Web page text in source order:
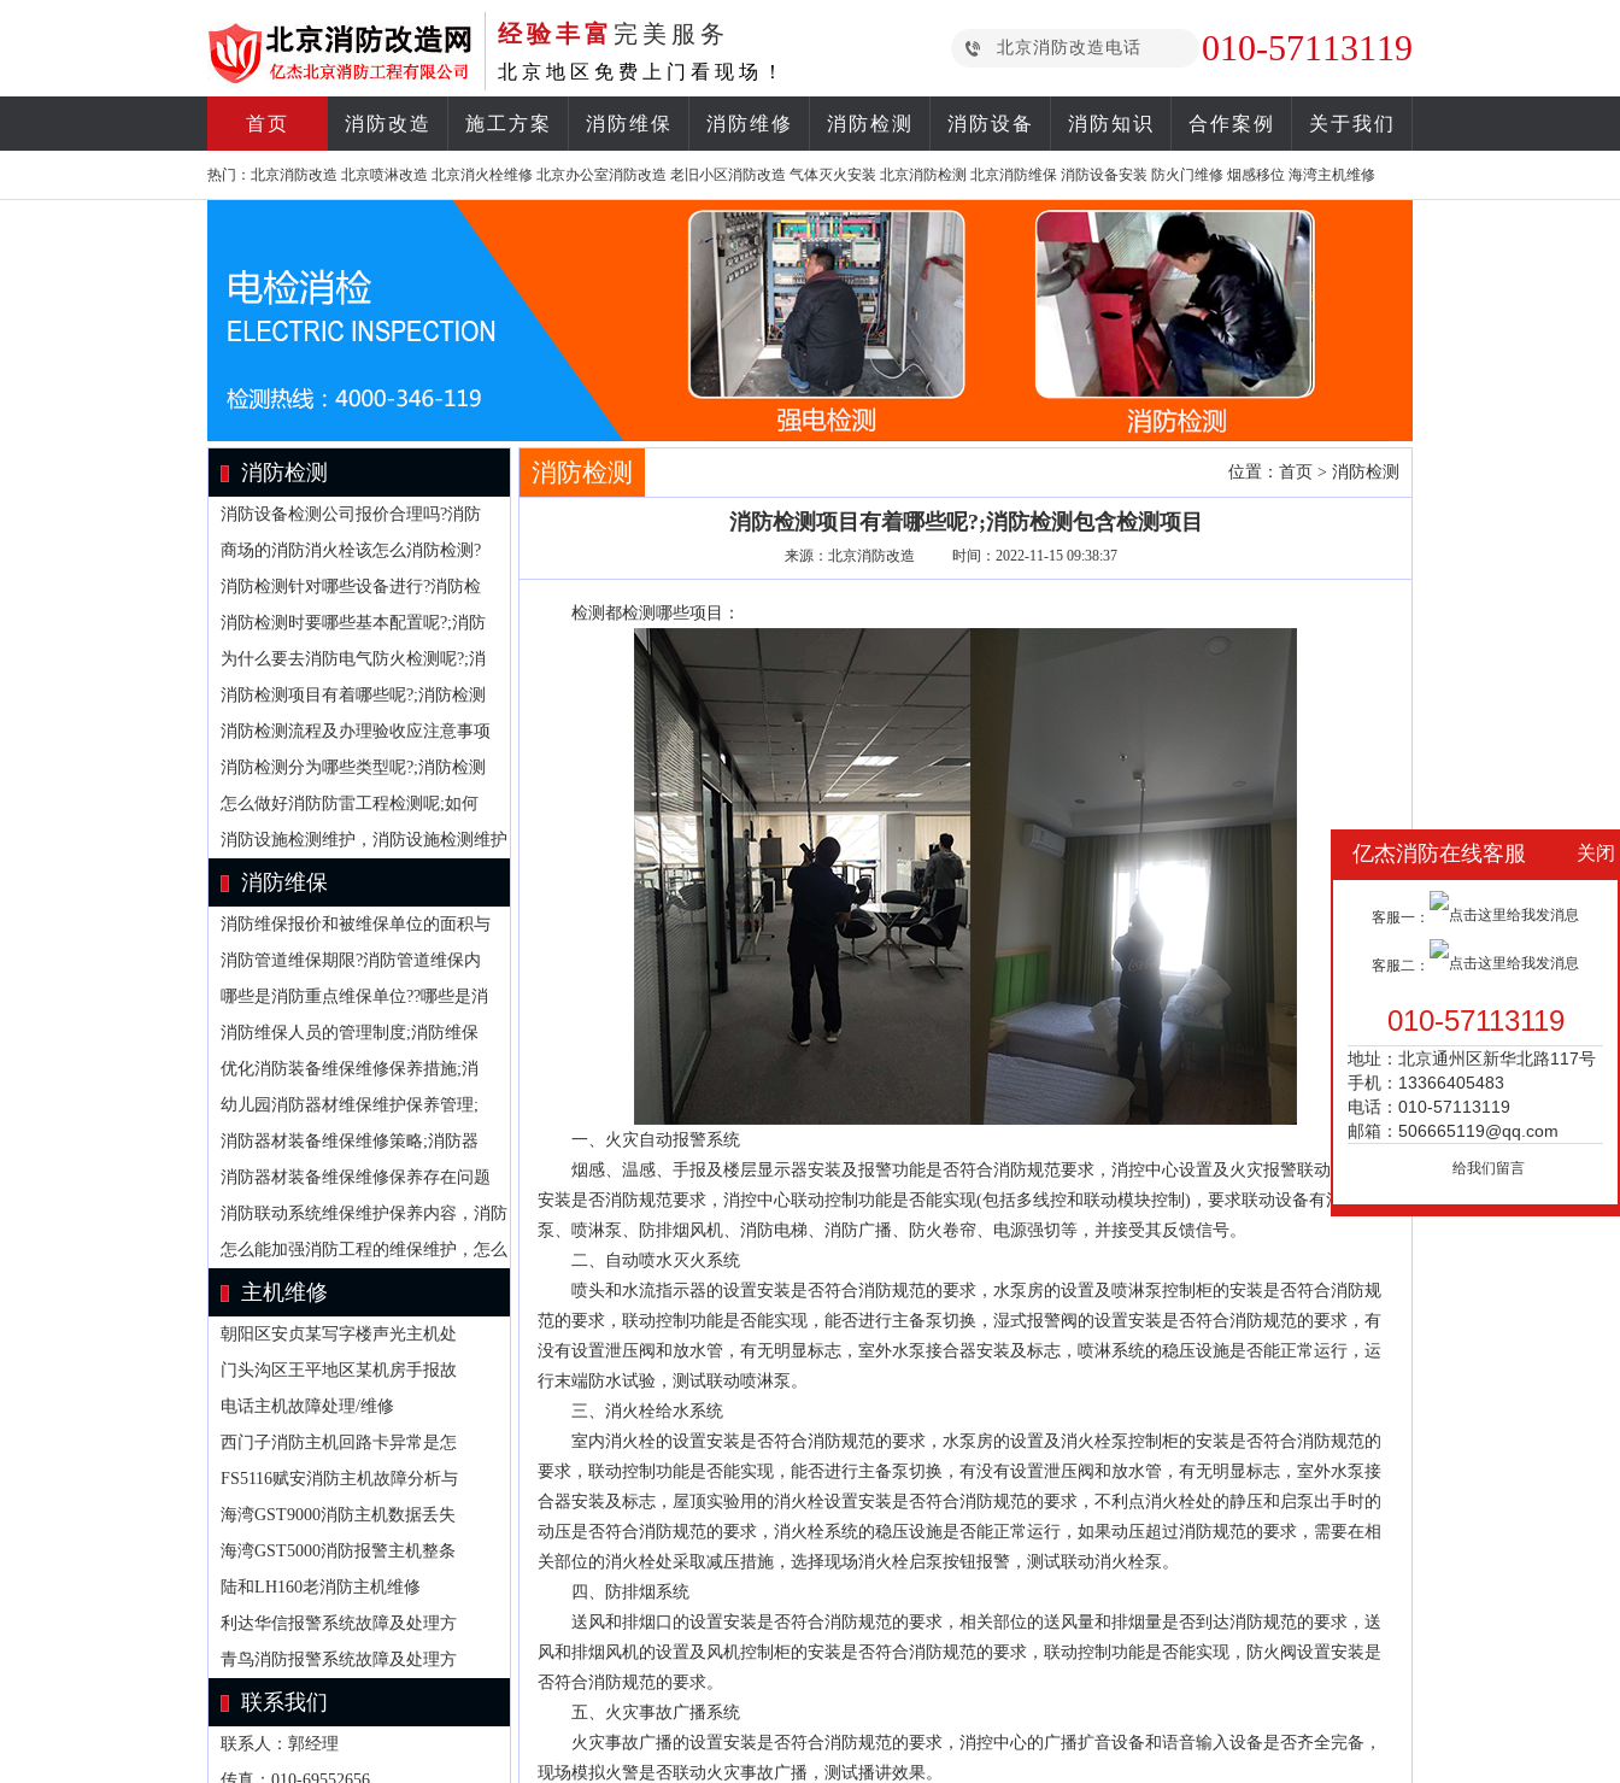
经验丰富 完美服务
北京地区免费上门看现场！
北京消防改造电话 010-57113119
首页 消防改造 施工方案 消防维保 消防维修 消防检测 消防设备 消防知识 合作案例 关于我们
热门： 北京消防改造 北京喷淋改造 北京消火栓维修 北京办公室消防改造 老旧小区消防改造 气体灭火安装 北京消防检测 北京消防维保 消防设备安装 防火门维修 烟感移位 海湾主机维修
消防检测
消防设备检测公司报价合理吗?消防
商场的消防消火栓该怎么消防检测?
消防检测针对哪些设备进行?消防检
消防检测时要哪些基本配置呢?;消防
为什么要去消防电气防火检测呢?;消
消防检测项目有着哪些呢?;消防检测
消防检测流程及办理验收应注意事项
消防检测分为哪些类型呢?;消防检测
怎么做好消防防雷工程检测呢;如何
消防设施检测维护，消防设施检测维护
消防维保
消防维保报价和被维保单位的面积与
消防管道维保期限?消防管道维保内
哪些是消防重点维保单位??哪些是消
消防维保人员的管理制度;消防维保
优化消防装备维保维修保养措施;消
幼儿园消防器材维保维护保养管理;
消防器材装备维保维修策略;消防器
消防器材装备维保维修保养存在问题
消防联动系统维保维护保养内容，消防
怎么能加强消防工程的维保维护，怎么
主机维修
朝阳区安贞某写字楼声光主机处
门头沟区王平地区某机房手报故
电话主机故障处理/维修
西门子消防主机回路卡异常是怎
FS5116赋安消防主机故障分析与
海湾GST9000消防主机数据丢失
海湾GST5000消防报警主机整条
陆和LH160老消防主机维修
利达华信报警系统故障及处理方
青鸟消防报警系统故障及处理方
联系我们
联系人：郭经理
消防检测 位置： 首页 > 消防检测
消防检测项目有着哪些呢?;消防检测包含检测项目
来源： 北京消防改造 时间：2022-11-15 09:38:37
检测都检测哪些项目：
一、火灾自动报警系统
烟感、温感、手报及楼层显示器安装及报警功能是否符合消防规范要求，消控中心设置及火灾报警联动控制器
安装是否消防规范要求，消控中心联动控制功能是否能实现(包括多线控和联动模块控制)，要求联动设备有消火栓
泵、喷淋泵、防排烟风机、消防电梯、消防广播、防火卷帘、电源强切等，并接受其反馈信号。
二、自动喷水灭火系统
喷头和水流指示器的设置安装是否符合消防规范的要求，水泵房的设置及喷淋泵控制柜的安装是否符合消防规
范的要求，联动控制功能是否能实现，能否进行主备泵切换，湿式报警阀的设置安装是否符合消防规范的要求，有
没有设置泄压阀和放水管，有无明显标志，室外水泵接合器安装及标志，喷淋系统的稳压设施是否能正常运行，运
行末端防水试验，测试联动喷淋泵。
三、消火栓给水系统
室内消火栓的设置安装是否符合消防规范的要求，水泵房的设置及消火栓泵控制柜的安装是否符合消防规范的
要求，联动控制功能是否能实现，能否进行主备泵切换，有没有设置泄压阀和放水管，有无明显标志，室外水泵接
合器安装及标志，屋顶实验用的消火栓设置安装是否符合消防规范的要求，不利点消火栓处的静压和启泵出手时的
动压是否符合消防规范的要求，消火栓系统的稳压设施是否能正常运行，如果动压超过消防规范的要求，需要在相
关部位的消火栓处采取减压措施，选择现场消火栓启泵按钮报警，测试联动消火栓泵。
四、防排烟系统
送风和排烟口的设置安装是否符合消防规范的要求，相关部位的送风量和排烟量是否到达消防规范的要求，送
风和排烟风机的设置及风机控制柜的安装是否符合消防规范的要求，联动控制功能是否能实现，防火阀设置安装是
否符合消防规范的要求。
五、火灾事故广播系统
火灾事故广播的设置安装是否符合消防规范的要求，消控中心的广播扩音设备和语音输入设备是否齐全完备，
现场模拟火警是否联动火灾事故广播，测试播讲效果。
亿杰消防在线客服 关闭
客服一：
客服二：
010-57113119
地址：北京通州区新华北路117号
手机：13366405483
电话：010-57113119
邮箱：506665119@qq.com
给我们留言